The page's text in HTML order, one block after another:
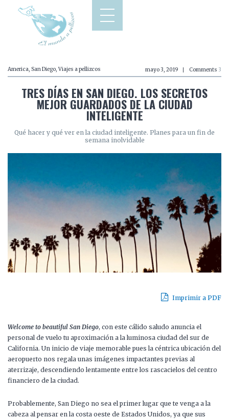
America, San Diego, Viajes a pellizcos mayo 3, 2019 Comments 3
TRES DÍAS EN SAN DIEGO. LOS SECRETOS
MEJOR GUARDADOS DE LA CIUDAD
INTELIGENTE
Qué hacer y qué ver en la ciudad inteligente. Planes para un fin de
semana inolvidable
Imprimir a PDF
Welcome to beautiful San Diego, con este cálido saludo anuncia el
personal de vuelo tu aproximación a la luminosa ciudad del sur de
California. Un inicio de viaje memorable pues la céntrica ubicación del
aeropuerto nos regala unas imágenes impactantes previas al
aterrizaje, descendiendo lentamente entre los rascacielos del centro
financiero de la ciudad.
Probablemente, San Diego no sea el primer lugar que te venga a la
cabeza al pensar en la costa oeste de Estados Unidos, ya que sus